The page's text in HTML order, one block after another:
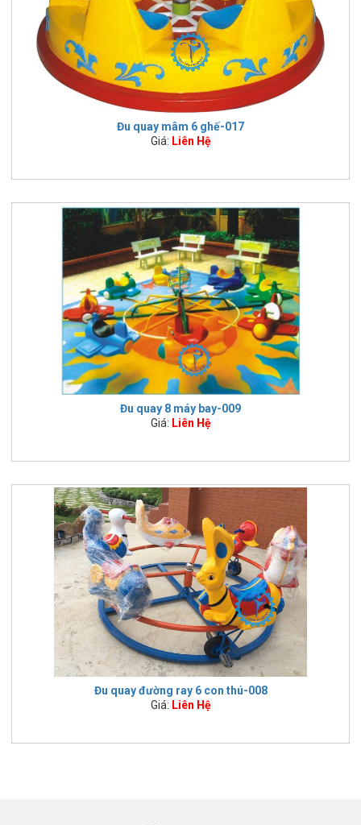
Đu quay mâm 6 ghế-017
Giá: Liên Hệ
Đu quay 8 máy bay-009
Giá: Liên Hệ
Đu quay đường ray 6 con thú-008
Giá: Liên Hệ